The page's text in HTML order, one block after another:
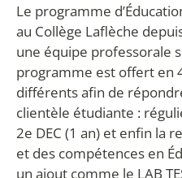
Le programme
au Collège Laflèche
une équipe professorale
programme est offert en
différents afin de
clientèle étudiante :
2e DEC (1 an) et enfin la
et des compétences en
un ajout comme le LAB